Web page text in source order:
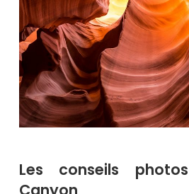
Les conseils